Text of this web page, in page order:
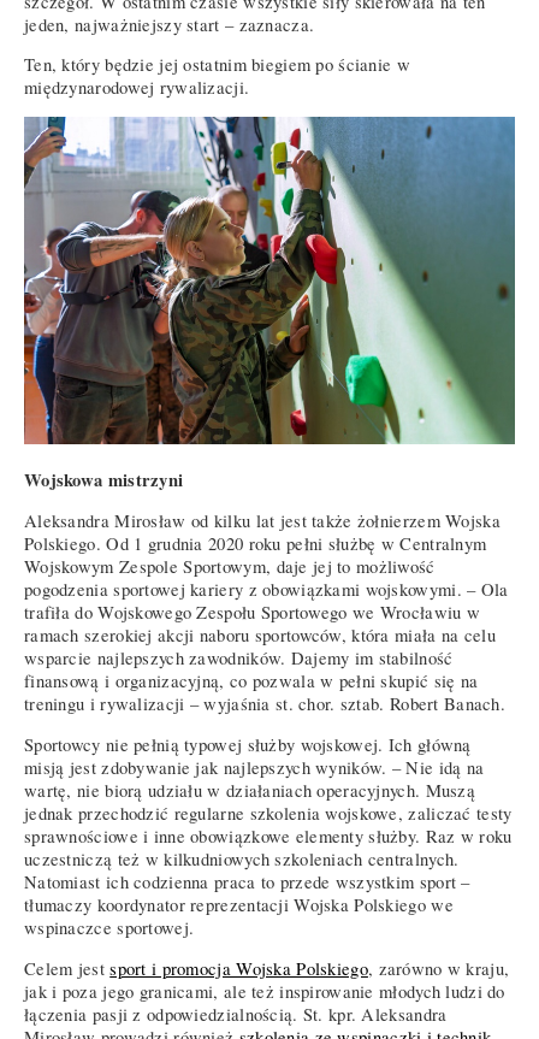
jeden, najważniejszy start – zaznacza.
Ten, który będzie jej ostatnim biegiem po ścianie w
międzynarodowej rywalizacji.
Wojskowa mistrzyni
Aleksandra Mirosław od kilku lat jest także żołnierzem Wojska
Polskiego. Od 1 grudnia 2020 roku pełni służbę w Centralnym
Wojskowym Zespole Sportowym, daje jej to możliwość
pogodzenia sportowej kariery z obowiązkami wojskowymi. – Ola
trafiła do Wojskowego Zespołu Sportowego we Wrocławiu w
ramach szerokiej akcji naboru sportowców, która miała na celu
wsparcie najlepszych zawodników. Dajemy im stabilność
finansową i organizacyjną, co pozwala w pełni skupić się na
treningu i rywalizacji – wyjaśnia st. chor. sztab. Robert Banach.
Sportowcy nie pełnią typowej służby wojskowej. Ich główną
misją jest zdobywanie jak najlepszych wyników. – Nie idą na
wartę, nie biorą udziału w działaniach operacyjnych. Muszą
jednak przechodzić regularne szkolenia wojskowe, zaliczać testy
sprawnościowe i inne obowiązkowe elementy służby. Raz w roku
uczestniczą też w kilkudniowych szkoleniach centralnych.
Natomiast ich codzienna praca to przede wszystkim sport –
tłumaczy koordynator reprezentacji Wojska Polskiego we
wspinaczce sportowej.
Celem jestsport i promocja Wojska Polskiego, zarówno w kraju,
jak i poza jego granicami, ale też inspirowanie młodych ludzi do
łączenia pasji z odpowiedzialnością. St. kpr. Aleksandra